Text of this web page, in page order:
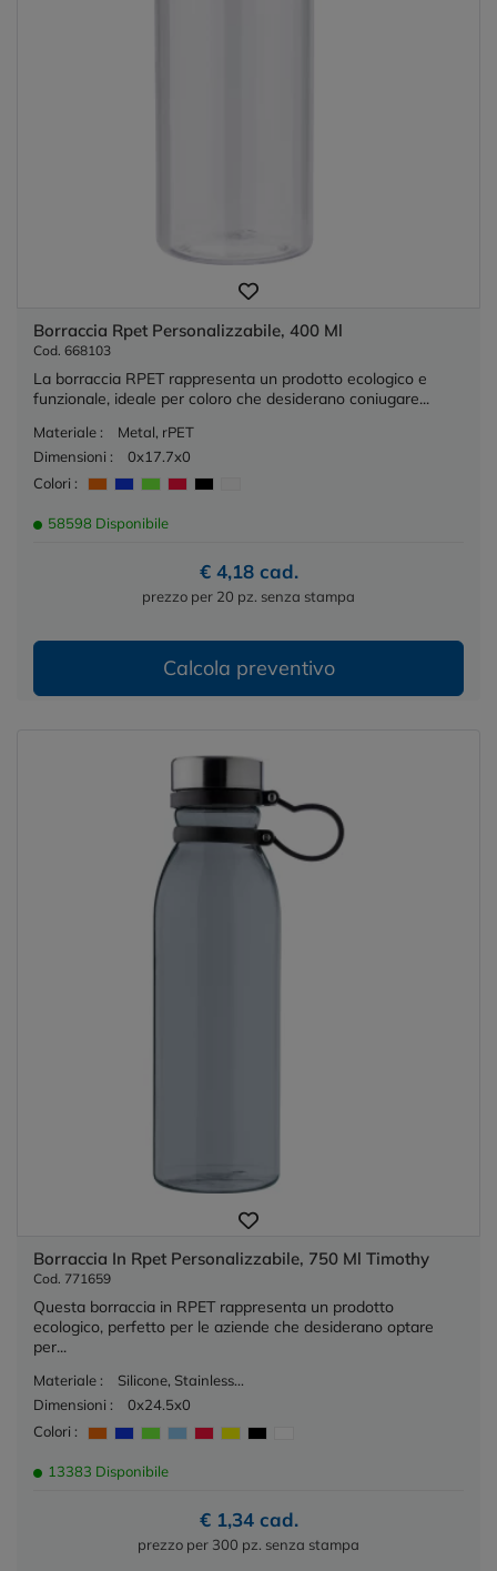
Borraccia Rpet Personalizzabile, 400 Ml
Cod. 668103
La borraccia RPET rappresenta un prodotto ecologico e
funzionale, ideale per coloro che desiderano coniugare...
Materiale :
Metal, rPET
Dimensioni :
0x17.7x0
Colori :
58598 Disponibile
€ 4,18 cad.
prezzo per 20 pz. senza stampa
Calcola preventivo
Borraccia In Rpet Personalizzabile, 750 Ml Timothy
Cod. 771659
Questa borraccia in RPET rappresenta un prodotto
ecologico, perfetto per le aziende che desiderano optare
per...
Materiale :
Silicone, Stainless...
Dimensioni :
0x24.5x0
Colori :
13383 Disponibile
€ 1,34 cad.
prezzo per 300 pz. senza stampa